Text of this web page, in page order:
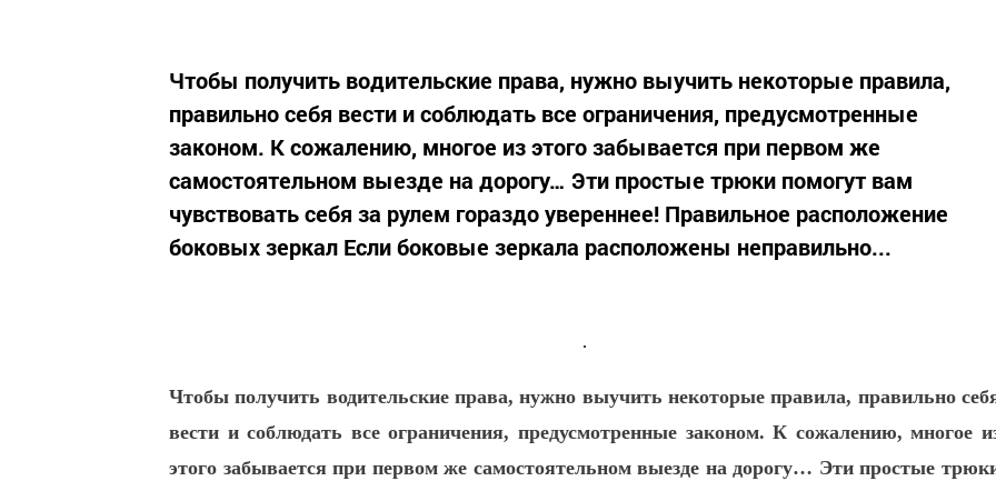
Чтобы получить водительские права, нужно выучить некоторые правила,
правильно себя вести и соблюдать все ограничения, предусмотренные
законом. К сожалению, многое из этого забывается при первом же
самостоятельном выезде на дорогу… Эти простые трюки помогут вам
чувствовать себя за рулем гораздо увереннее! Правильное расположение
боковых зеркал Если боковые зеркала расположены неправильно...
Чтобы получить водительские права, нужно выучить некоторые правила, правильно
вести и соблюдать все ограничения, предусмотренные законом. К сожалению, многое
этого забывается при первом же самостоятельном выезде на дорогу… Эти простые